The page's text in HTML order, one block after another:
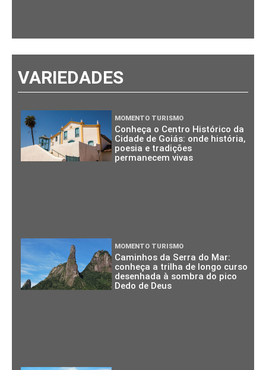
VARIEDADES
MOMENTO TURISMO
Conheça o Centro Histórico da
Cidade de Goiás: onde história,
poesia e tradições
permanecem vivas
MOMENTO TURISMO
Caminhos da Serra do Mar:
conheça a trilha de longo curso
desenhada à sombra do pico
Dedo de Deus